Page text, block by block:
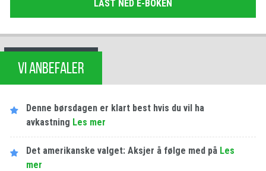
LAST NED E-BOKEN
VI ANBEFALER
Denne børsdagen er klart best hvis du vil ha
avkastning Les​ ​mer
Det amerikanske valget: Aksjer å følge med på Les​ ​
mer